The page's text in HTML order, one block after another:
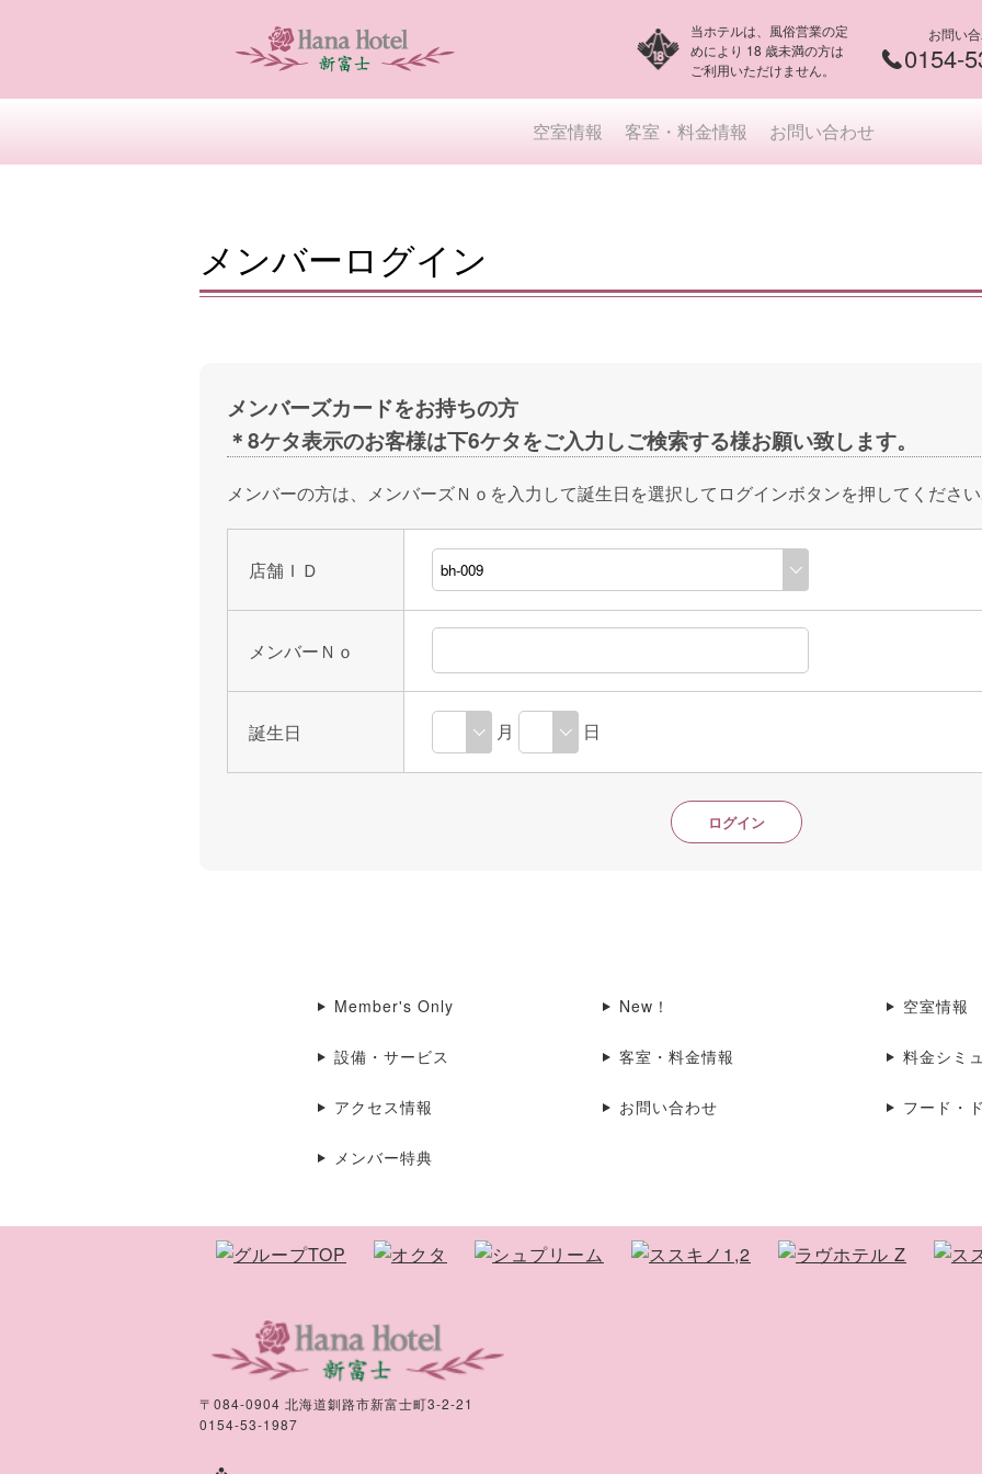
当ホテルは、風俗営業の定
めにより 18 歳未満の方は
ご利用いただけません。
お問い
0154-
空室情報 客室・料金情報 お問い合わせ
メンバーログイン
メンバーズカードをお持ちの方
＊8ケタ表示のお客様は下6ケタをご入力しご検索する様お願い致します。
メンバーの方は、メンバーズＮｏを入力して誕生日を選択してログインボタンを押してくださ
店舗ＩＤ
メンバーＮｏ
誕生日 月 日
Member's Only New！ 空室情報
設備・サービス 客室・料金情報 料金シミ
アクセス情報 お問い合わせ フード・
メンバー特典
〒084-0904 北海道釧路市新富士町3-2-21
0154-53-1987